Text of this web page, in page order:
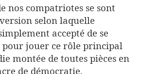
nos compatriotes se sont
selon laquelle
accepté de se
jouer ce rôle principal
montée de toutes pièces en
de démocratie.